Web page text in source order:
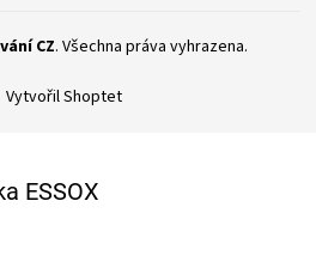
Vytvořil Shoptet
CZ. Všechna práva vyhrazena.
ESSOX